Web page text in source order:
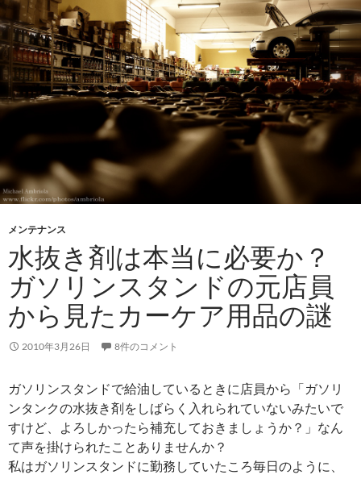
メンテナンス
水抜き剤は本当に必要か？
ガソリンスタンドの元店員
から見たカーケア用品の謎
2010年3月26日 8件のコメント
ガソリンスタンドで給油しているときに店員から「ガソリ
ンタンクの水抜き剤をしばらく入れられていないみたいで
すけど、よろしかったら補充しておきましょうか？」なん
て声を掛けられたことありませんか？
私はガソリンスタンドに勤務していたころ毎日のように、